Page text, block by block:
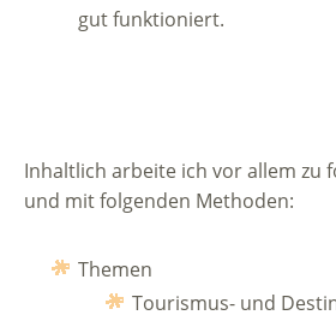
gut funktioniert.
Inhaltlich arbeite ich vor allem zu
und mit folgenden Methoden:
Themen
Tourismus- und